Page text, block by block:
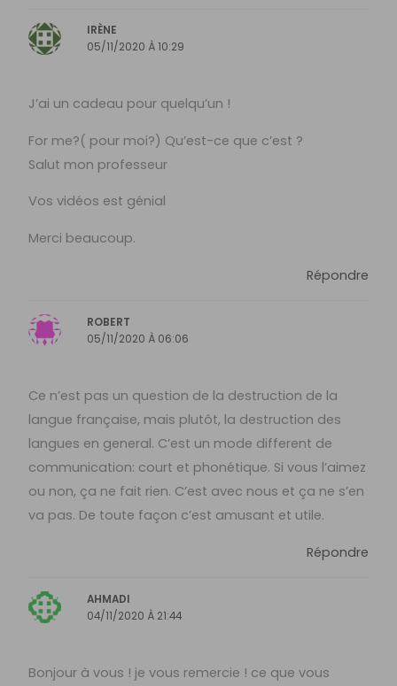
IRÈNE
05/11/2020 À 10:29
J’ai un cadeau pour quelqu’un !
For me?( pour moi?) Qu’est-ce que c’est ?
Salut mon professeur
Vos vidéos est génial
Merci beaucoup.
Répondre
ROBERT
05/11/2020 À 06:06
Ce n’est pas un question de la destruction de la
langue française, mais plutôt, la destruction des
langues en general. C’est un mode different de
communication: court et phonétique. Si vous l’aimez
ou non, ça ne fait rien. C’est avec nous et ça ne s’en
va pas. De toute façon c’est amusant et utile.
Répondre
AHMADI
04/11/2020 À 21:44
Bonjour à vous ! je vous remercie ! ce que vous